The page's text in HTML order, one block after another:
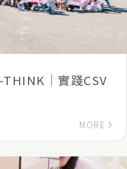
｜實踐CSV
MORE